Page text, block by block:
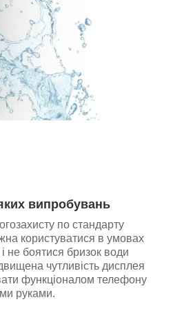
випробувань
по стандарту
користуватися в умовах
не боятися бризок води
чутливість дисплея
функціоналом телефону
руками.